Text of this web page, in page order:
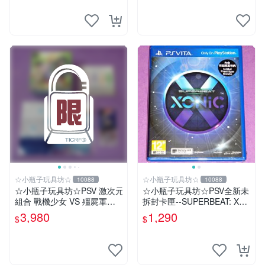
☆小瓶子玩具坊☆ 10088
☆小瓶子玩具坊☆PSV 激次元
組合 戰機少女 VS 殭屍軍團 a
nimate 店舖特典 限定版(日
版)+特典--CD
$3,980
☆小瓶子玩具坊☆ 10088
☆小瓶子玩具坊☆PSV全新未
拆封卡匣--SUPERBEAT: XO
NiC 中文版
$1,290